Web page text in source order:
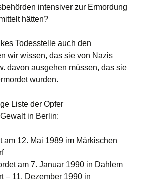
intensiver zur Ermordung
hätten?
Todesstelle auch den
wir wissen, das sie von Nazis
davon ausgehen müssen, das sie
wurden.
Liste der Opfer
in Berlin:
am 12. Mai 1989 im Märkischen
am 7. Januar 1990 in Dahlem
– 11. Dezember 1990 in